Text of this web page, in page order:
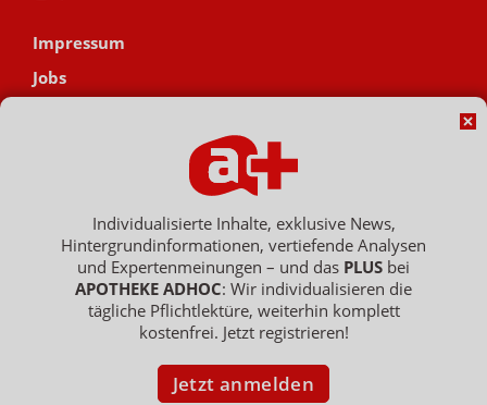
Impressum
Jobs
Hinweisgebersystem
Vertrag widerrufen
Copyright © 2007 - 2026 , APOTHEKE ADHOC ist ein Dienst der ELPATO
Geschäftsführer: Patrick Hollstein, Thomas Bellartz / Amtsgericht Berlin
Charlottenburg / HRB 204 379 B
Individualisierte Inhalte, exklusive News,
Hintergrundinformationen, vertiefende Analysen
und Expertenmeinungen – und das PLUS bei
APOTHEKE ADHOC: Wir individualisieren die
tägliche Pflichtlektüre, weiterhin komplett
kostenfrei. Jetzt registrieren!
Jetzt anmelden